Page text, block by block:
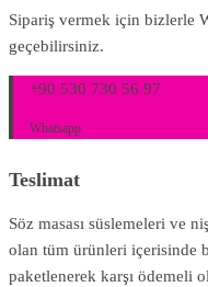
Sipariş vermek için bizlerle
geçebilirsiniz.
+90 530 730 56 97
Whatsapp
Teslimat
Söz masası süslemeleri ve
olan tüm ürünleri içerisinde
paketlenerek karşı ödemeli